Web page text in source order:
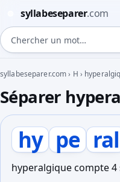
syllabeseparer.com
Chercher un mot
syllabeseparer.com› H ›
Séparer
hy pe ral
hyperalgique compte 4